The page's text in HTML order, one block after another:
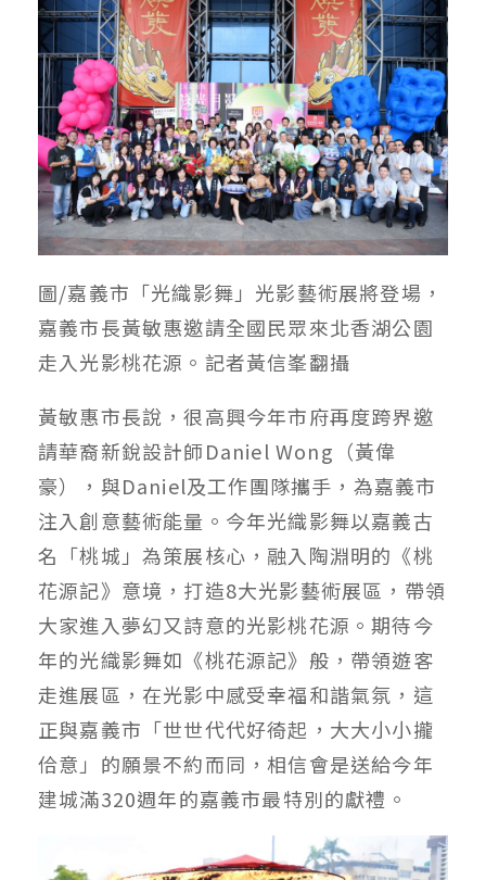
圖/嘉義市「光織影舞」光影藝術展將登場，
嘉義市長黃敏惠邀請全國民眾來北香湖公園
走入光影桃花源。記者黃信峯翻攝
黃敏惠市長說，很高興今年市府再度跨界邀
請華裔新銳設計師Daniel Wong（黃偉
豪），與Daniel及工作團隊攜手，為嘉義市
注入創意藝術能量。今年光織影舞以嘉義古
名「桃城」為策展核心，融入陶淵明的《桃
花源記》意境，打造8大光影藝術展區，帶領
大家進入夢幻又詩意的光影桃花源。期待今
年的光織影舞如《桃花源記》般，帶領遊客
走進展區，在光影中感受幸福和諧氣氛，這
正與嘉義市「世世代代好徛起，大大小小攏
佮意」的願景不約而同，相信會是送給今年
建城滿320週年的嘉義市最特別的獻禮。